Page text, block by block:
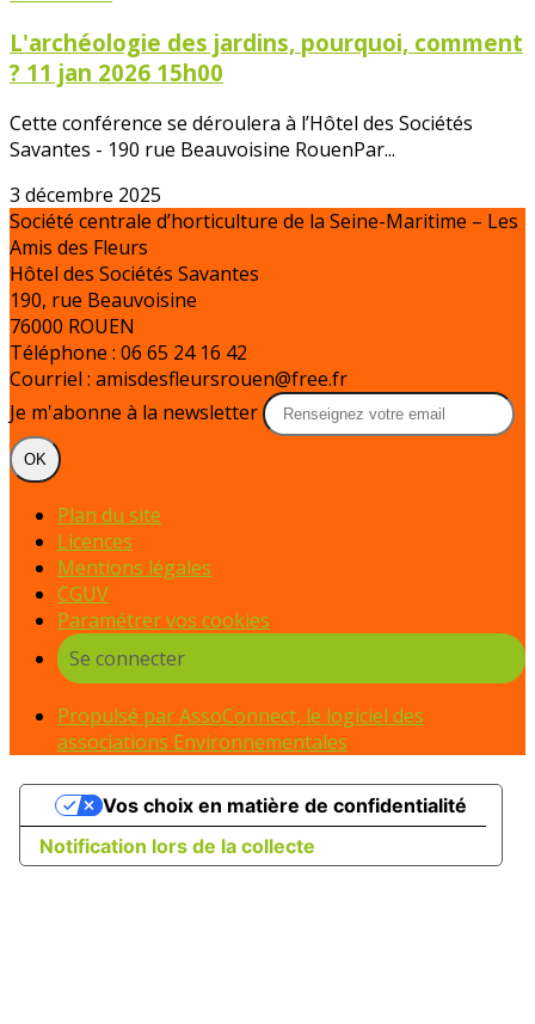
L'archéologie des jardins, pourquoi, comment
? 11 jan 2026 15h00
Cette conférence se déroulera à l’Hôtel des Sociétés
Savantes - 190 rue Beauvoisine RouenPar...
3 décembre 2025
Société centrale d’horticulture de la Seine-Maritime – Les
Amis des Fleurs
Hôtel des Sociétés Savantes
190, rue Beauvoisine
76000 ROUEN
Téléphone : 06 65 24 16 42
Courriel : amisdesfleursrouen@free.fr
Je m'abonne à la newsletter
OK
Plan du site
Licences
Mentions légales
CGUV
Paramétrer vos cookies
Se connecter
Propulsé par AssoConnect, le logiciel des
associations Environnementales
Notification lors de la collecte
Vos choix en matière de confidentialité